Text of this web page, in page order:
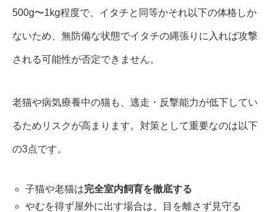
500g〜1kg程度で、イタチと同等かそれ以下の体格しか
ないため、無防備な状態でイタチの縄張りに入れば攻撃
される可能性が否定できません。
老猫や病気療養中の猫も、逃走・反撃能力が低下してい
るためリスクが高まります。対策として重要なのは以下
の3点です。
子猫や老猫は完全室内飼育を徹底する
やむを得ず屋外に出す場合は、目を離さず見守る